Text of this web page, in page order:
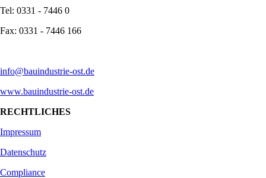
Tel: 0331 - 7446 0
Fax: 0331 - 7446 166
info@bauindustrie-ost.de
www.bauindustrie-ost.de
RECHTLICHES
Impressum
Datenschutz
Compliance